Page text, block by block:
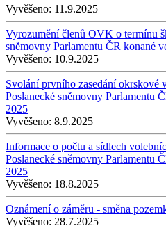
Vyvěšeno: 11.9.2025
Vyrozumění členů OVK o termínu
sněmovny Parlamentu ČR konané
Vyvěšeno: 10.9.2025
Svolání prvního zasedání okrskové
Poslanecké sněmovny Parlamentu
2025
Vyvěšeno: 8.9.2025
Informace o počtu a sídlech
Poslanecké sněmovny Parlamentu
2025
Vyvěšeno: 18.8.2025
Oznámení o záměru - směna
Vyvěšeno: 28.7.2025